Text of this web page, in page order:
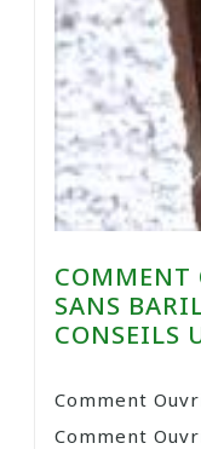
COMMENT
SANS
CONSEILS
Comment
Comment